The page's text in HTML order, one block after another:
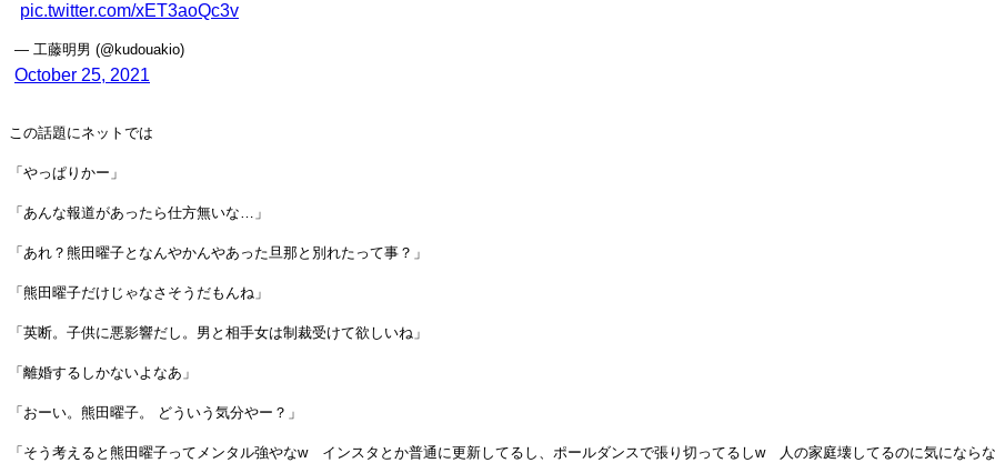
pic.twitter.com/xET3aoQc3v
— 工藤明男 (@kudouakio)
October 25, 2021
この話題にネットでは
「やっぱりかー」
「あんな報道があったら仕方無いな…」
「あれ？熊田曜子となんやかんやあった旦那と別れたって事？」
「熊田曜子だけじゃなさそうだもんね」
「英断。子供に悪影響だし。男と相手女は制裁受けて欲しいね」
「離婚するしかないよなあ」
「おーい。熊田曜子。 どういう気分やー？」
「そう考えると熊田曜子ってメンタル強やなw インスタとか普通に更新してるし、ポールダンスで張り切ってるしw 人の家庭壊してるのに気にならな